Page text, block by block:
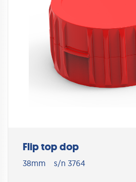
Flip top dop
38mm s/n 3764